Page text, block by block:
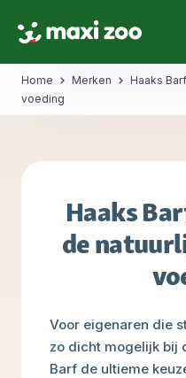
Home Merken
Haaks
voeding
Haaks
de
Voor eigenaren die
zo dicht mogelijk bij
Barf de ultieme